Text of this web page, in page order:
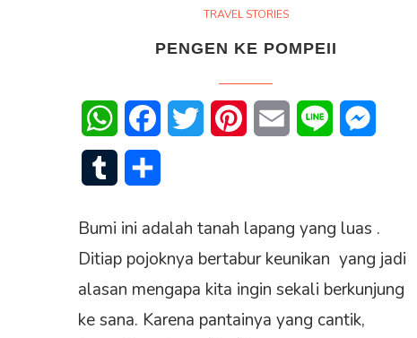
TRAVEL STORIES
PENGEN KE POMPEII
WhatsAppFacebookTwitter PinterestEmail Line
Tumblr
Bumi ini adalah tanah lapang yang luas .
Ditiap pojoknya bertabur keunikan yang jadi
alasan mengapa kita ingin sekali berkunjung
ke sana. Karena pantainya yang cantik,